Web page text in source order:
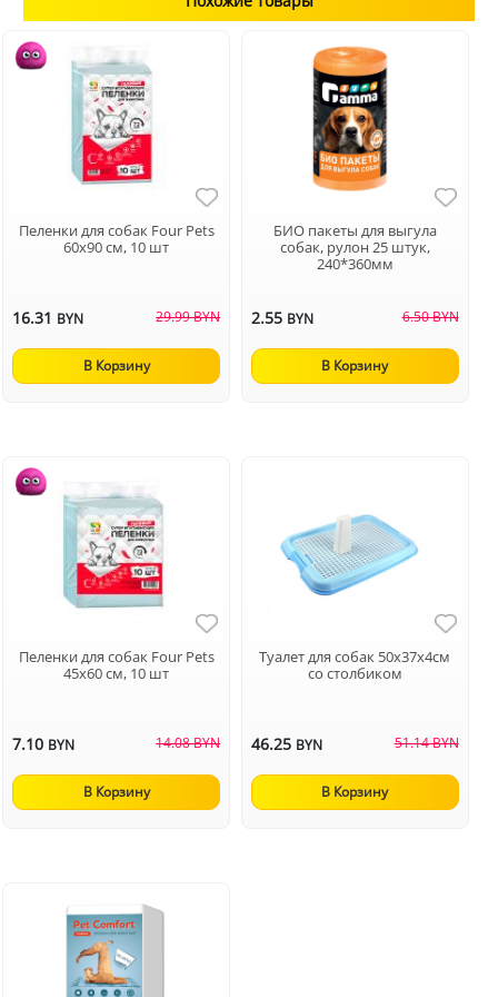
Пеленки для собак Four Pets
60х90 см, 10 шт
16.31 BYN 29.99 BYN
В Корзину
БИО пакеты для выгула
собак, рулон 25 штук,
240*360мм
2.55 BYN 6.50 BYN
В Корзину
Пеленки для собак Four Pets
45х60 см, 10 шт
7.10 BYN 14.08 BYN
В Корзину
Туалет для собак 50х37х4см
со столбиком
46.25 BYN 51.14 BYN
В Корзину